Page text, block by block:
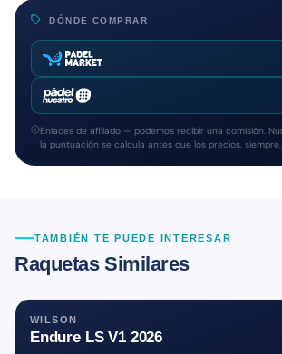
DÓNDE COMPRAR
Enlaces de afiliado — podemos recibir una comisión.
la puntuación se calcula antes que los precios, siempre.
TAMBIÉN TE PUEDE INTERESAR
Raquetas Similares
WILSON
Endure LS V1 2026